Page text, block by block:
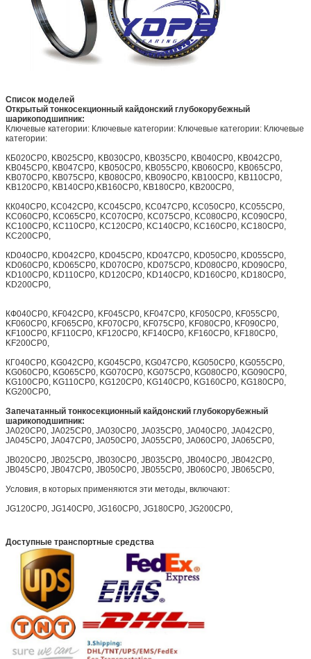
Список моделей
Открытый тонкосекционный кайдонский глубокорубежный
шарикоподшипник:
Ключевые категории: Ключевые категории: Ключевые категории: Ключевые
категории:
КБ020CP0, KB025CP0, KB030CP0, KB035CP0, KB040CP0, KB042CP0,
KB045CP0, KB047CP0, KB050CP0, KB055CP0, KB060CP0, KB065CP0,
KB070CP0, KB075CP0, KB080CP0, KB090CP0, KB100CP0, KB110CP0,
KB120CP0, KB140CP0,KB160CP0, KB180CP0, KB200CP0,
КК040CP0, KC042CP0, KC045CP0, KC047CP0, KC050CP0, KC055CP0,
KC060CP0, KC065CP0, KC070CP0, KC075CP0, KC080CP0, KC090CP0,
KC100CP0, KC110CP0, KC120CP0, KC140CP0, KC160CP0, KC180CP0,
KC200CP0,
КD040CP0, KD042CP0, KD045CP0, KD047CP0, KD050CP0, KD055CP0,
KD060CP0, KD065CP0, KD070CP0, KD075CP0, KD080CP0, KD090CP0,
KD100CP0, KD110CP0, KD120CP0, KD140CP0, KD160CP0, KD180CP0,
KD200CP0,
КФ040CP0, KF042CP0, KF045CP0, KF047CP0, KF050CP0, KF055CP0,
KF060CP0, KF065CP0, KF070CP0, KF075CP0, KF080CP0, KF090CP0,
KF100CP0, KF110CP0, KF120CP0, KF140CP0, KF160CP0, KF180CP0,
KF200CP0,
КГ040CP0, KG042CP0, KG045CP0, KG047CP0, KG050CP0, KG055CP0,
KG060CP0, KG065CP0, KG070CP0, KG075CP0, KG080CP0, KG090CP0,
KG100CP0, KG110CP0, KG120CP0, KG140CP0, KG160CP0, KG180CP0,
KG200CP0,
Запечатанный тонкосекционный кайдонский глубокорубежный
шарикоподшипник:
JA020CP0, JA025CP0, JA030CP0, JA035CP0, JA040CP0, JA042CP0,
JA045CP0, JA047CP0, JA050CP0, JA055CP0, JA060CP0, JA065CP0,
JB020CP0, JB025CP0, JB030CP0, JB035CP0, JB040CP0, JB042CP0,
JB045CP0, JB047CP0, JB050CP0, JB055CP0, JB060CP0, JB065CP0,
Условия, в которых применяются эти методы, включают:
JG120CP0, JG140CP0, JG160CP0, JG180CP0, JG200CP0,
Доступные транспортные средства